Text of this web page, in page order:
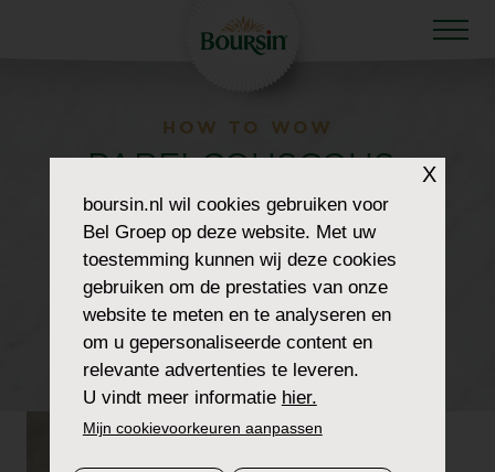
HOW TO WOW
PARELCOUSCOUS-
MET-RODE-BIETJES-
EN-EEN-DRESSING-
VAN-FRAMBOOS-EN-
BOURSIN-HEADER
X
boursin.nl wil cookies gebruiken voor
Bel Groep op deze website. Met uw
toestemming kunnen wij deze cookies
gebruiken om de prestaties van onze
website te meten en te analyseren en
om u gepersonaliseerde content en
relevante advertenties te leveren.
U vindt meer informatie hier.
Mijn cookievoorkeuren aanpassen